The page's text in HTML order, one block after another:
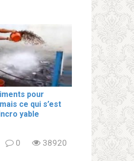
pour
ce qui s’est
yable
0
38920